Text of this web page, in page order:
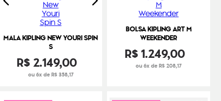
MALA KIPLING NEW YOURI SPIN
S
R$2.149,00
ou 6x de R$ 358,17
BOLSA KIPLING ART M
WEEKENDER
R$1.249,00
ou 6x de R$ 208,17